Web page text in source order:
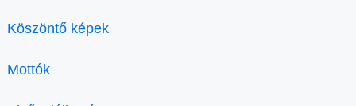
Köszöntő képek
Mottók